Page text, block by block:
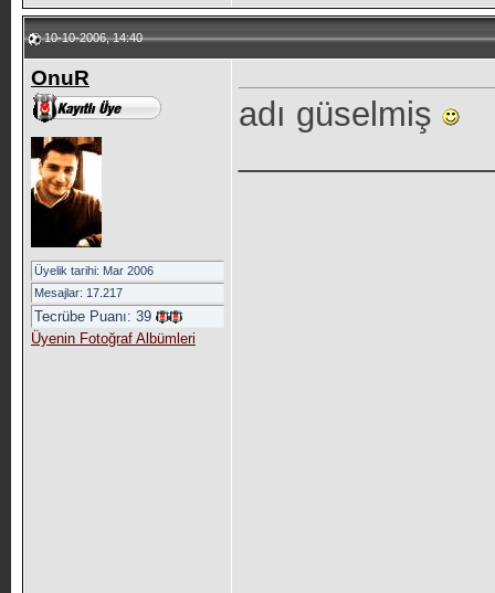
10-10-2006, 14:40
OnuR
Üyelik tarihi: Mar 2006
Mesajlar: 17.217
Tecrübe Puanı: 39
Üyenin Fotoğraf Albümleri
adı güselmiş